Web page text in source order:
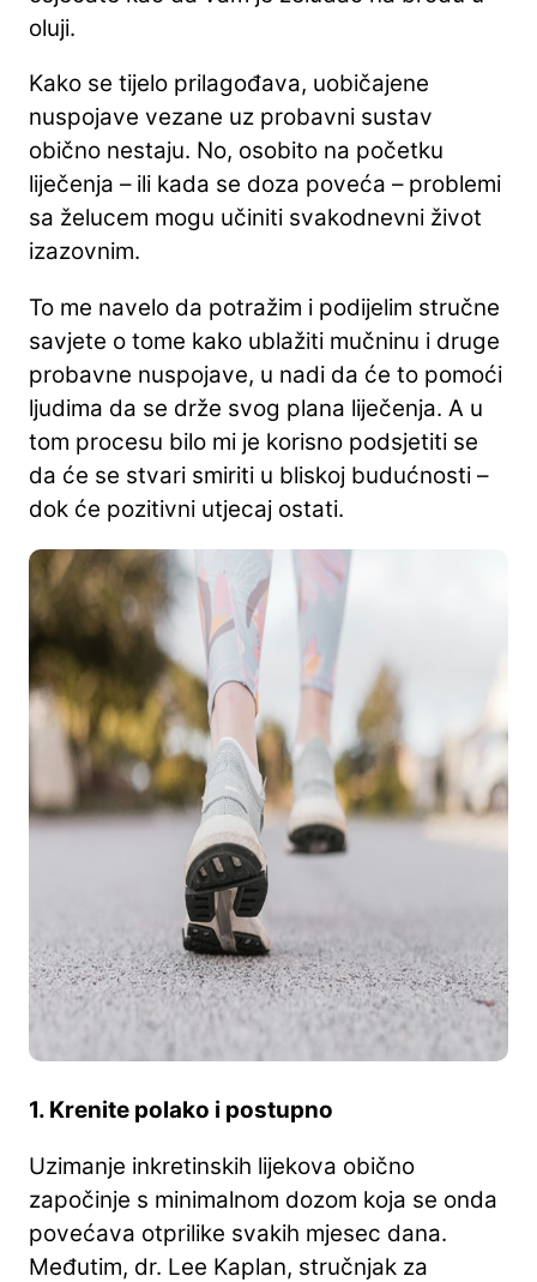
oluji.
Kako se tijelo prilagođava, uobičajene
nuspojave vezane uz probavni sustav
obično nestaju. No, osobito na početku
liječenja – ili kada se doza poveća – problemi
sa želucem mogu učiniti svakodnevni život
izazovnim.
To me navelo da potražim i podijelim stručne
savjete o tome kako ublažiti mučninu i druge
probavne nuspojave, u nadi da će to pomoći
ljudima da se drže svog plana liječenja. A u
tom procesu bilo mi je korisno podsjetiti se
da će se stvari smiriti u bliskoj budućnosti –
dok će pozitivni utjecaj ostati.
1. Krenite polako i postupno
Uzimanje inkretinskih lijekova obično
započinje s minimalnom dozom koja se onda
povećava otprilike svakih mjesec dana.
Međutim, dr. Lee Kaplan, stručnjak za